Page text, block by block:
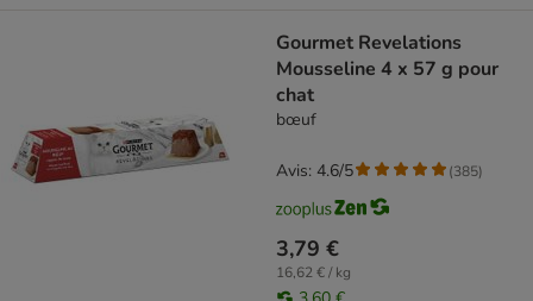
Gourmet Revelations
Mousseline 4 x 57 g pour
chat
bœuf
3,79 €
16,62 € / kg
Avis: 4.6/5 (385)